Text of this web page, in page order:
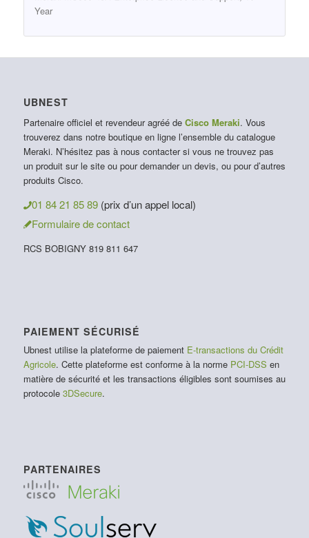
Year
UBNEST
Partenaire officiel et revendeur agréé de Cisco Meraki. Vous
trouverez dans notre boutique en ligne l’ensemble du catalogue
Meraki. N’hésitez pas à nous contacter si vous ne trouvez pas
un produit sur le site ou pour demander un devis, ou pour d’autres
produits Cisco.
01 84 21 85 89 (prix d’un appel local)
Formulaire de contact
RCS BOBIGNY 819 811 647
PAIEMENT SÉCURISÉ
Ubnest utilise la plateforme de paiement E-transactions du Crédit
Agricole. Cette plateforme est conforme à la norme PCI-DSS en
matière de sécurité et les transactions éligibles sont soumises au
protocole 3DSecure.
PARTENAIRES